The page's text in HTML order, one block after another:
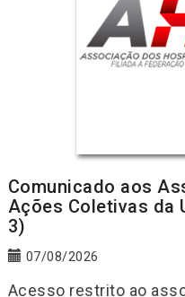
Comunicado aos
Ações Coletivas da
3)
07/08/2026
Acesso restrito ao